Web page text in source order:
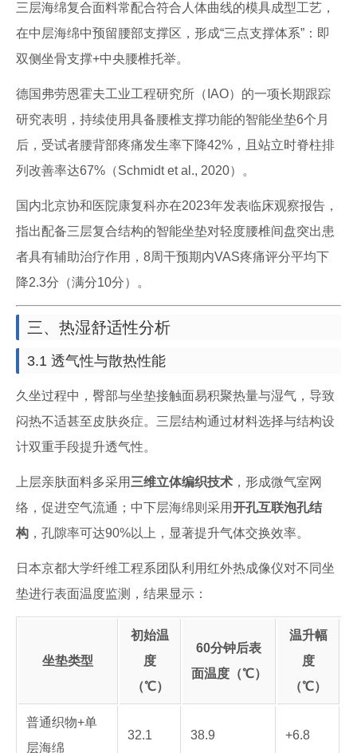
三层海绵复合面料常配合符合人体曲线的模具成型工艺，
在中层海绵中预留腰部支撑区，形成“三点支撑体系”：即
双侧坐骨支撑+中央腰椎托举。
德国弗劳恩霍夫工业工程研究所（IAO）的一项长期跟踪
研究表明，持续使用具备腰椎支撑功能的智能坐垫6个月
后，受试者腰背部疼痛发生率下降42%，且站立时脊柱排
列改善率达67%（Schmidt et al., 2020）。
国内北京协和医院康复科亦在2023年发表临床观察报告，
指出配备三层复合结构的智能坐垫对轻度腰椎间盘突出患
者具有辅助治疗作用，8周干预期内VAS疼痛评分平均下
降2.3分（满分10分）。
三、热湿舒适性分析
3.1 透气性与散热性能
久坐过程中，臀部与坐垫接触面易积聚热量与湿气，导致
闷热不适甚至皮肤炎症。三层结构通过材料选择与结构设
计双重手段提升透气性。
上层亲肤面料多采用 三维立体编织技术 ，形成微气室网
络，促进空气流通；中下层海绵则采用开孔互联泡孔结
构 ，孔隙率可达90%以上，显著提升气体交换效率。
日本京都大学纤维工程系团队利用红外热成像仪对不同坐
垫进行表面温度监测，结果显示：
坐垫类型
初始温
度
（℃）
60分钟后表
面温度（℃）
温升幅
度
（℃）
普通织物+单
层海绵
32.1 38.9 +6.8